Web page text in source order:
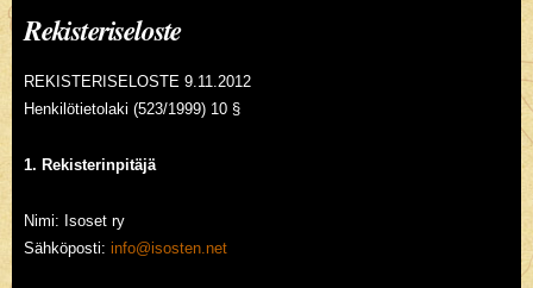
Rekisteriseloste
REKISTERISELOSTE 9.11.2012
Henkilötietolaki (523/1999) 10 §
1. Rekisterinpitäjä
Nimi: Isoset ry
Sähköposti: info@isosten.net